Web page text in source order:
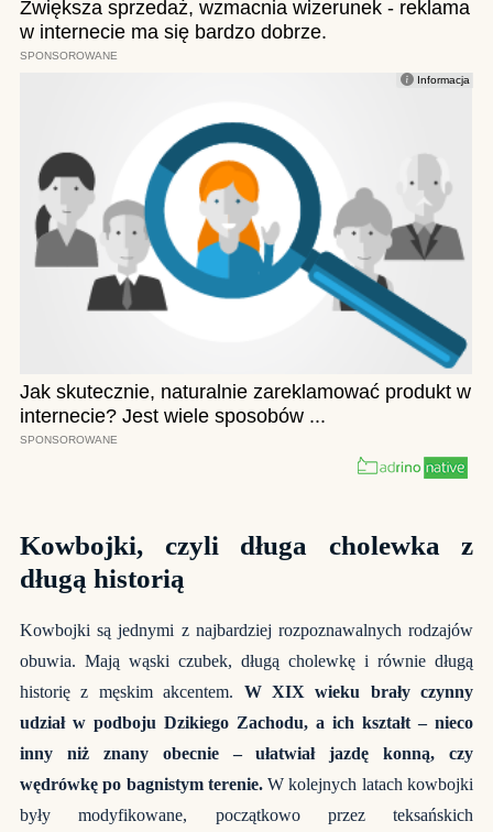
Kowbojki, czyli długa cholewka z
długą historią
Kowbojki są jednymi z najbardziej rozpoznawalnych rodzajów
obuwia. Mają wąski czubek, długą cholewkę i równie długą
historię z męskim akcentem. W XIX wieku brały czynny
udział w podboju Dzikiego Zachodu, a ich kształt – nieco
inny niż znany obecnie – ułatwiał jazdę konną, czy
wędrówkę po bagnistym terenie.W kolejnych latach kowbojki
były modyfikowane, początkowo przez teksańskich